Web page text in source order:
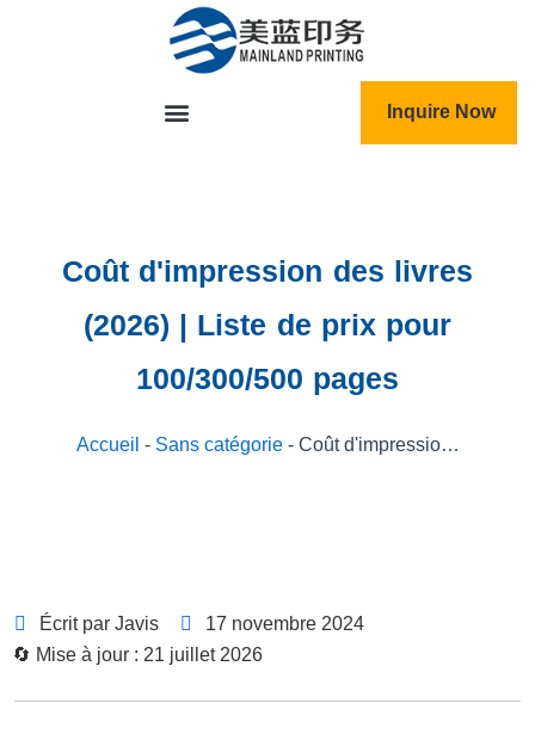
Inquire Now
Coût d'impression des livres
(2026) | Liste de prix pour
100/300/500 pages
Accueil - Sans catégorie- Coût d'impression des livres (2026) | Liste de prix pour 100/300/500 pages
Écrit par Javis
17 novembre 2024
🔄 Mise à jour : 21 juillet 2026